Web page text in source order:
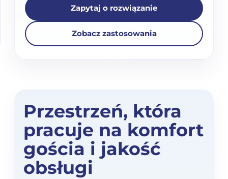
English
Zapytaj o rozwiązanie
Zobacz zastosowania
Przestrzeń, która
pracuje na komfort
gościa i jakość
obsługi